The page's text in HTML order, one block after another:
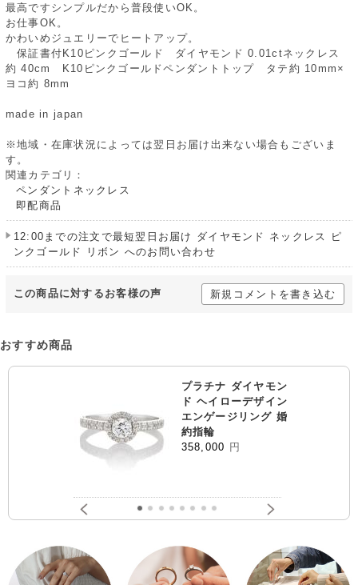
最高ですシンプルだから普段使いOK。
お仕事OK。
かわいめジュエリーでヒートアップ。
保証書付K10ピンクゴールド ダイヤモンド 0.01ctネックレス
約 40cm K10ピンクゴールドペンダントトップ タテ約 10mm×
ヨコ約 8mm
made in japan
※地域・在庫状況によっては翌日お届け出来ない場合もございま
す。
関連カテゴリ：
ペンダントネックレス
即配商品
12:00までの注文で最短翌日お届け ダイヤモンド ネックレス ピ
ンクゴールド リボン へのお問い合わせ
この商品に対するお客様の声 新規コメントを書き込む
おすすめ商品
プラチナ ダイヤモン
ド ヘイローデザイン
エンゲージリング 婚
約指輪
358,000 円